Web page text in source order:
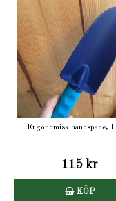
Ergonomisk handspade,
115 kr
KÖP